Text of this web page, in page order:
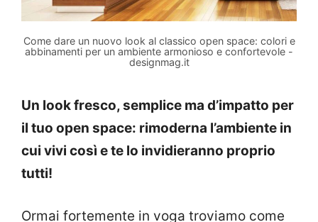
Come dare un nuovo look al classico open space: colori e
abbinamenti per un ambiente armonioso e confortevole -
designmag.it
Un look fresco, semplice ma d’impatto per
il tuo open space: rimoderna l’ambiente in
cui vivi così e te lo invidieranno proprio
tutti!
Ormai fortemente in voga troviamo come